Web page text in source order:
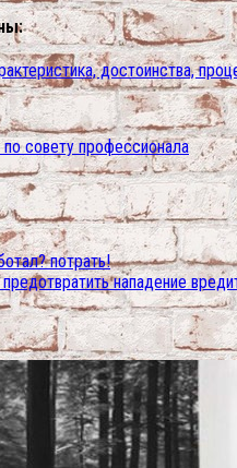
достоинства,
совету профессионала
потрать!
нападение